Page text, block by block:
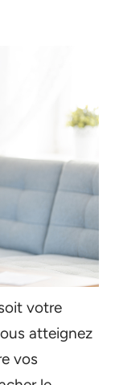
votre
atteignez
vos